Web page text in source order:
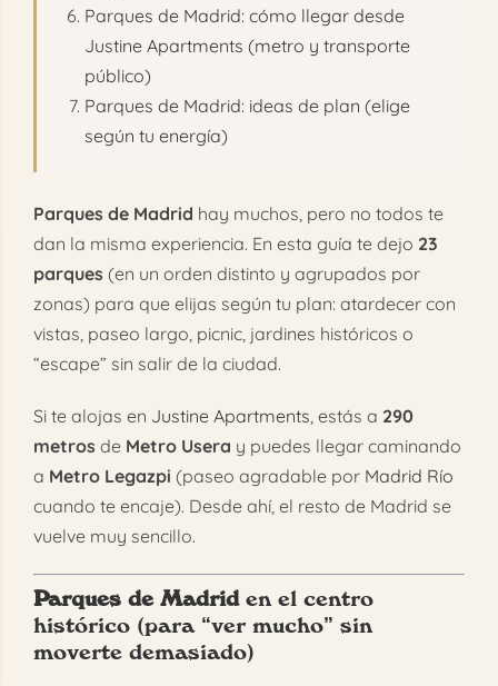
Parques de Madrid: cómo llegar desde
Justine Apartments (metro y transporte
público)
Parques de Madrid: ideas de plan (elige
según tu energía)
Parques de Madrid hay muchos, pero no todos te
dan la misma experiencia. En esta guía te dejo 23
parques (en un orden distinto y agrupados por
zonas) para que elijas según tu plan: atardecer con
vistas, paseo largo, picnic, jardines históricos o
“escape” sin salir de la ciudad.
Si te alojas en Justine Apartments, estás a 290
metros de Metro Usera y puedes llegar caminando
a Metro Legazpi (paseo agradable por Madrid Río
cuando te encaje). Desde ahí, el resto de Madrid se
vuelve muy sencillo.
Parques de Madriden el centro
histórico (para “ver mucho” sin
moverte demasiado)